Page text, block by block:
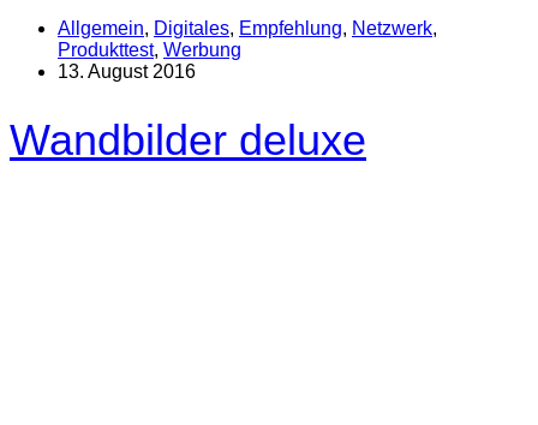
Allgemein, Digitales, Empfehlung, Netzwerk,
Produkttest, Werbung
13. August 2016
Wandbilder deluxe